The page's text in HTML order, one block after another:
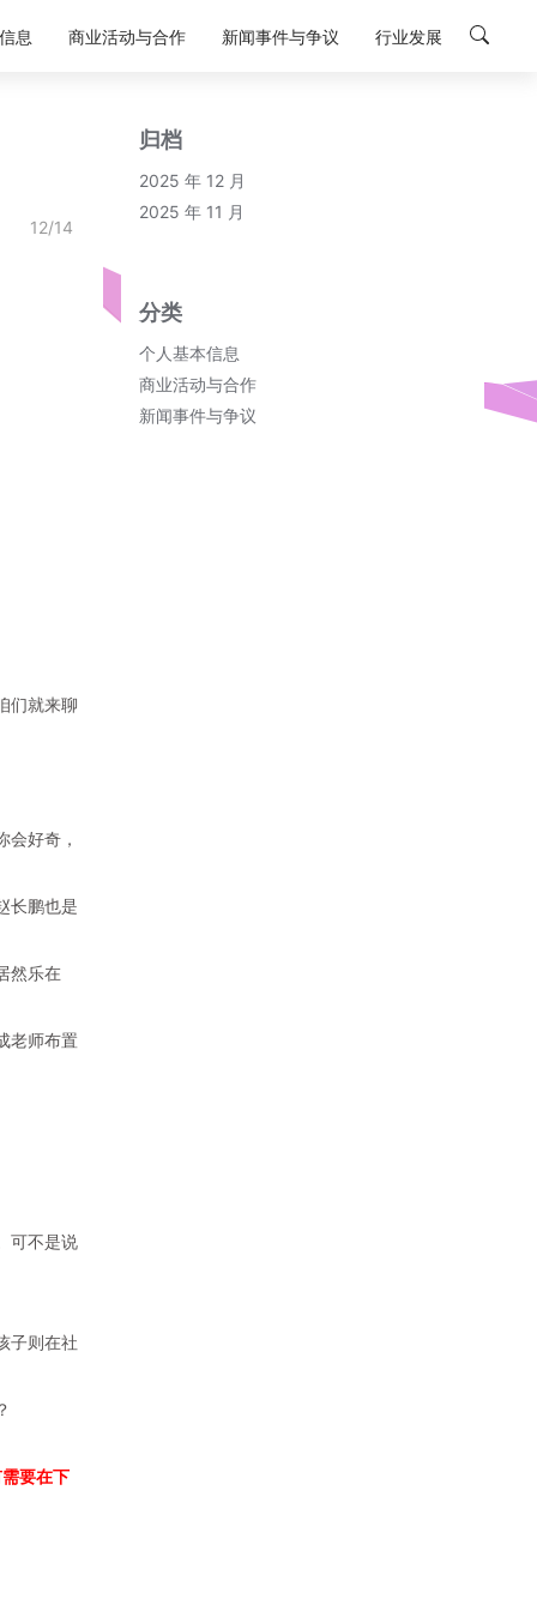
息 商业活动与合作 新闻事件与争议 行业发展
12/14
们就来聊
好奇，
长鹏也是
然乐在
老师布置
可不是说
子则在社
要在下
归档
2025 年 12 月
2025 年 11 月
分类
个人基本信息
商业活动与合作
新闻事件与争议